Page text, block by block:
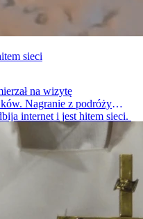
sieci
na wizytę
Nagranie z podróży
internet i jest hitem sieci.